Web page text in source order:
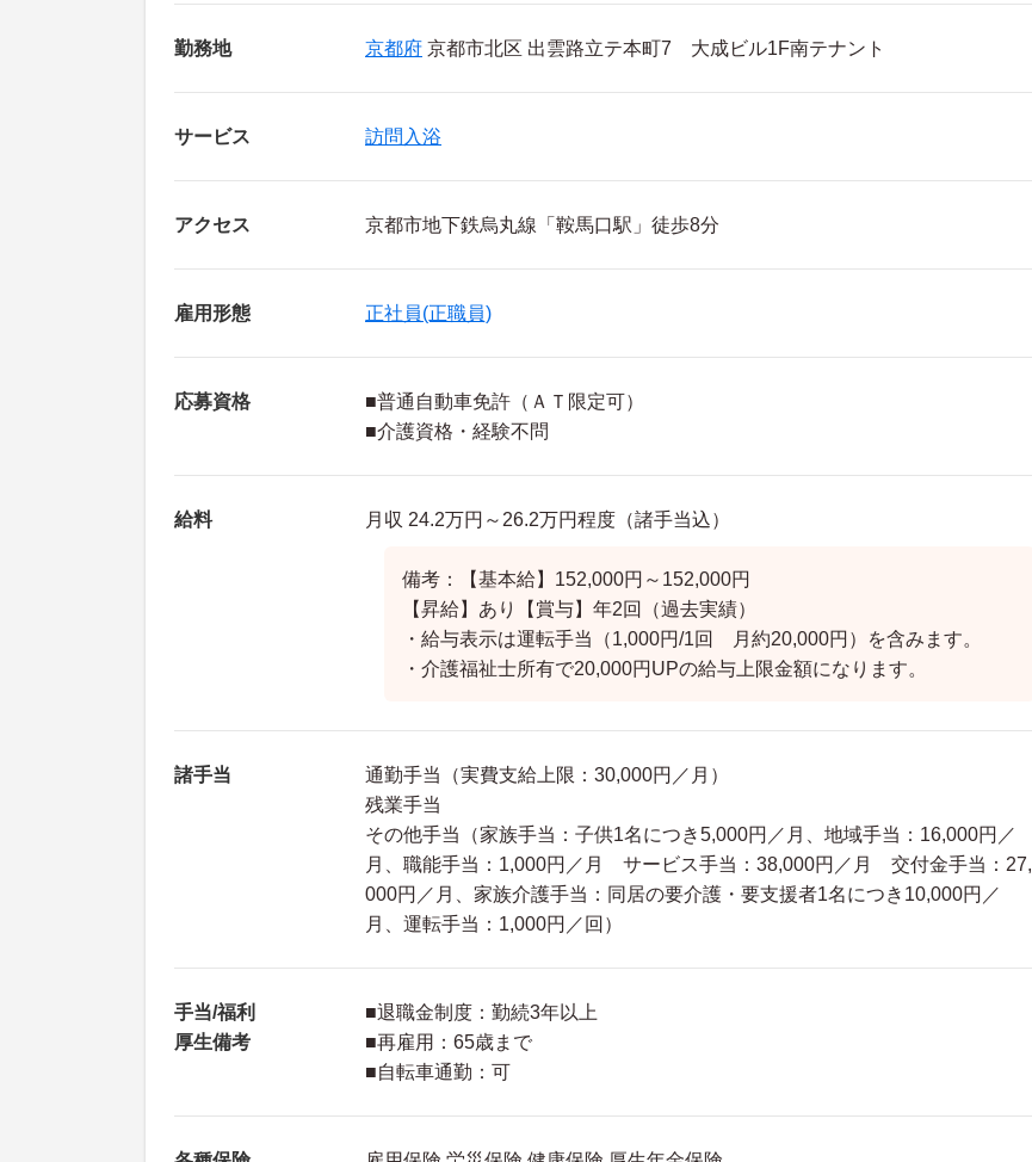
勤務地 京都府 京都市北区 出雲路立テ本町7 大成ビル1F南テナント
サービス 訪問入浴
アクセス 京都市地下鉄烏丸線「鞍馬口駅」徒歩8分
雇用形態 正社員(正職員)
応募資格
■普通自動車免許（ＡＴ限定可）
■介護資格・経験不問
給料 月収 24.2万円～26.2万円程度（諸手当込）
備考：【基本給】152,000円～152,000円
【昇給】あり【賞与】年2回（過去実績）
・給与表示は運転手当（1,000円/1回 月約20,000円）を含みます。
・介護福祉士所有で20,000円UPの給与上限金額になります。
諸手当
通勤手当（実費支給上限：30,000円／月）
残業手当
その他手当（家族手当：子供1名につき5,000円／月、地域手当：16,000円／
月、職能手当：1,000円／月 サービス手当：38,000円／月 交付金手当：27,
000円／月、家族介護手当：同居の要介護・要支援者1名につき10,000円／
月、運転手当：1,000円／回）
手当/福利
厚生備考
■退職金制度：勤続3年以上
■再雇用：65歳まで
■自転車通勤：可